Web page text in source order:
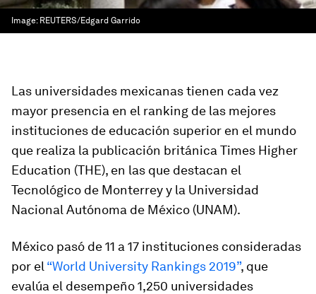
Image: REUTERS/Edgard Garrido
Las universidades mexicanas tienen cada vez
mayor presencia en el ranking de las mejores
instituciones de educación superior en el mundo
que realiza la publicación británica Times Higher
Education (THE), en las que destacan el
Tecnológico de Monterrey y la Universidad
Nacional Autónoma de México (UNAM).
México pasó de 11 a 17 instituciones consideradas
por el “World University Rankings 2019”, que
evalúa el desempeño 1,250 universidades